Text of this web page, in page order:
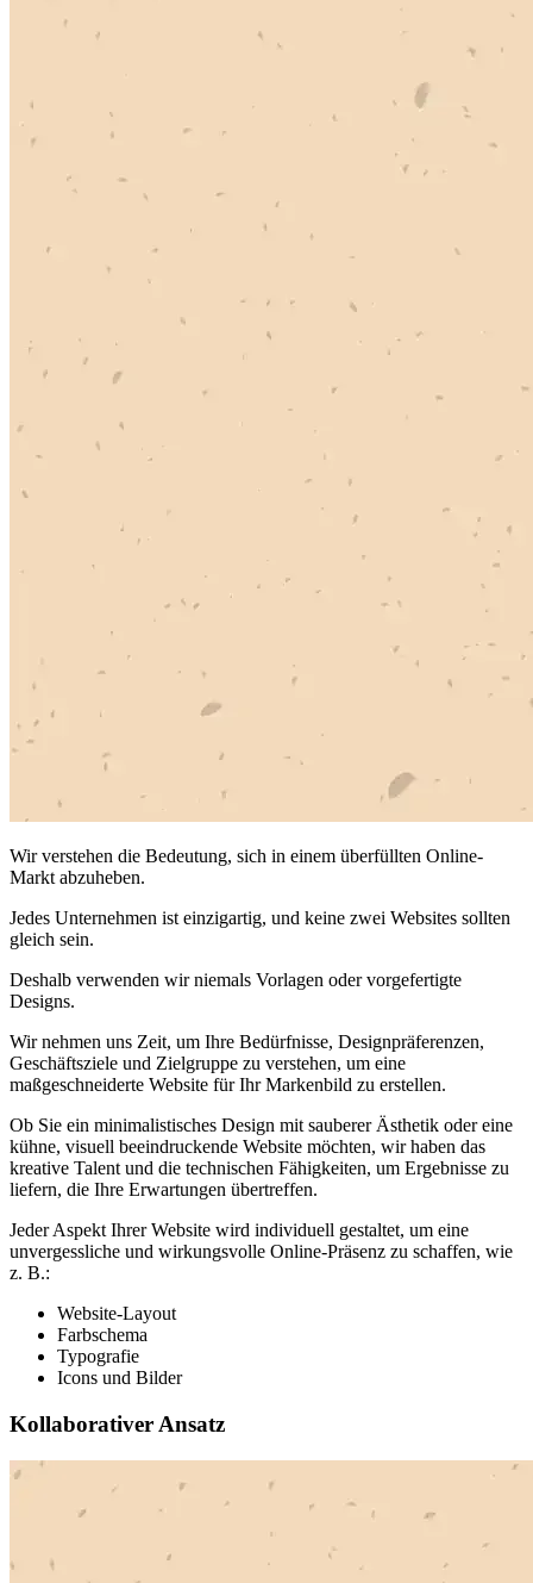
Wir verstehen die Bedeutung, sich in einem überfüllten Online-
Markt abzuheben.
Jedes Unternehmen ist einzigartig, und keine zwei Websites sollten
gleich sein.
Deshalb verwenden wir niemals Vorlagen oder vorgefertigte
Designs.
Wir nehmen uns Zeit, um Ihre Bedürfnisse, Designpräferenzen,
Geschäftsziele und Zielgruppe zu verstehen, um eine
maßgeschneiderte Website für Ihr Markenbild zu erstellen.
Ob Sie ein minimalistisches Design mit sauberer Ästhetik oder eine
kühne, visuell beeindruckende Website möchten, wir haben das
kreative Talent und die technischen Fähigkeiten, um Ergebnisse zu
liefern, die Ihre Erwartungen übertreffen.
Jeder Aspekt Ihrer Website wird individuell gestaltet, um eine
unvergessliche und wirkungsvolle Online-Präsenz zu schaffen, wie
z. B.:
Website-Layout
Farbschema
Typografie
Icons und Bilder
Kollaborativer Ansatz